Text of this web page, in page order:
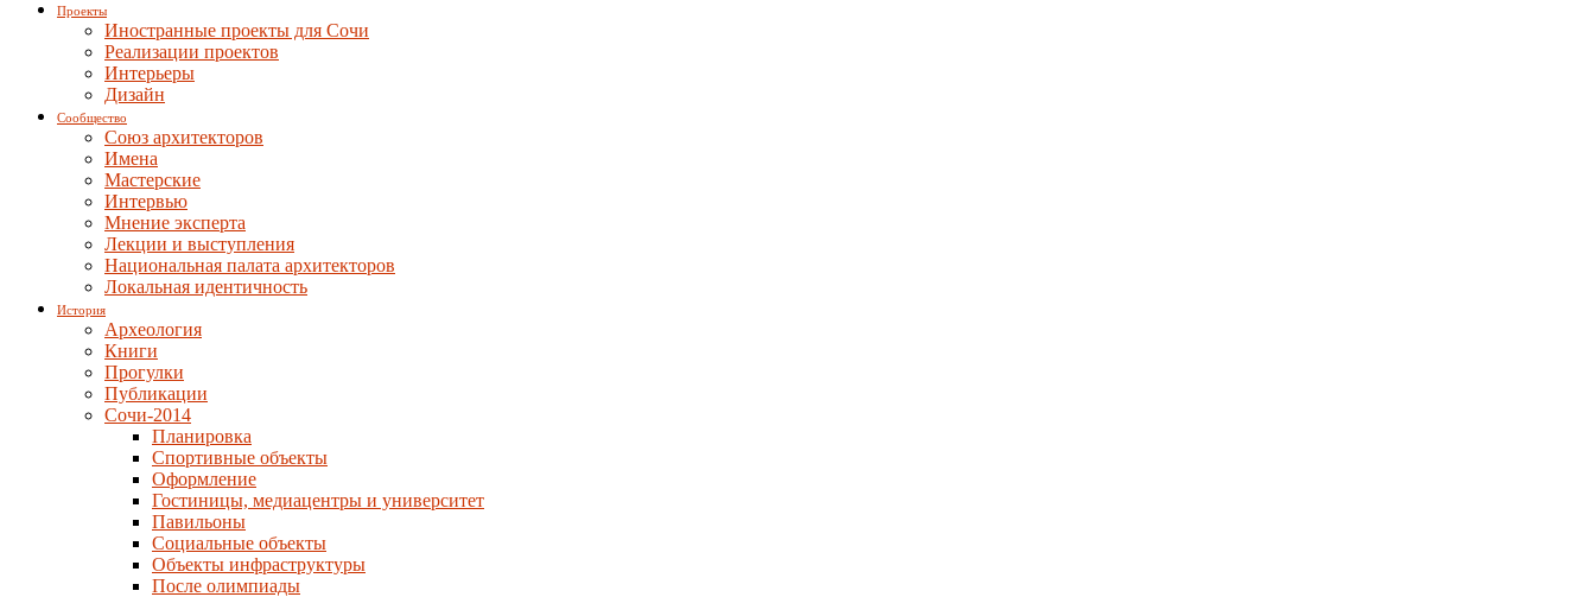
Проекты
Иностранные проекты для Сочи
Реализации проектов
Интерьеры
Дизайн
Сообщество
Союз архитекторов
Имена
Мастерские
Интервью
Мнение эксперта
Лекции и выступления
Национальная палата архитекторов
Локальная идентичность
История
Археология
Книги
Прогулки
Публикации
Сочи-2014
Планировка
Спортивные объекты
Оформление
Гостиницы, медиацентры и университет
Павильоны
Социальные объекты
Объекты инфраструктуры
После олимпиады